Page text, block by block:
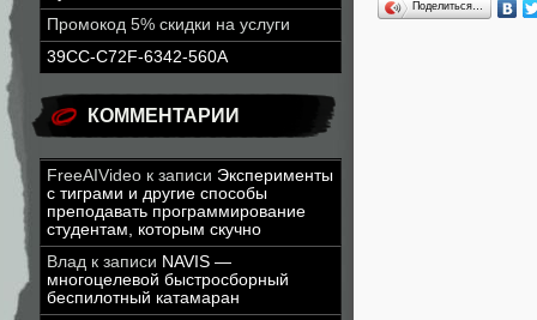
Промокод 5% скидки на услуги
39CC-C72F-6342-560A
КОММЕНТАРИИ
FreeAIVideo к записи Эксперименты
с тиграми и другие способы
преподавать программирование
студентам, которым скучно
Влад к записи NAVIS —
многоцелевой быстросборный
беспилотный катамаран
Поделиться…